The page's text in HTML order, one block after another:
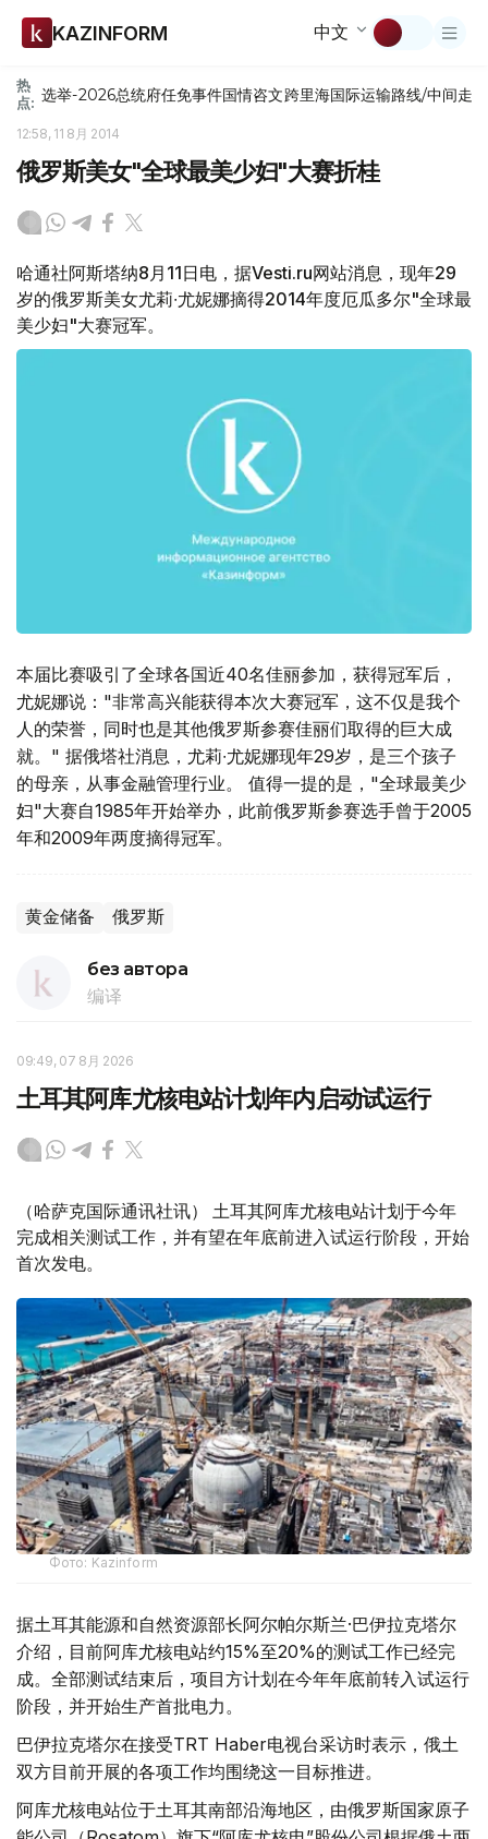
KAZINFORM 中文
热
点: 选举-2026总统府任免事件国情咨文跨里海国际运输路线/中间走廊
12:58, 11 8月 2014
俄罗斯美女"全球最美少妇"大赛折桂
哈通社阿斯塔纳8月11日电，据Vesti.ru网站消息，现年29
岁的俄罗斯美女尤莉∙尤妮娜摘得2014年度厄瓜多尔"全球最
美少妇"大赛冠军。
本届比赛吸引了全球各国近40名佳丽参加，获得冠军后，
尤妮娜说："非常高兴能获得本次大赛冠军，这不仅是我个
人的荣誉，同时也是其他俄罗斯参赛佳丽们取得的巨大成
就。" 据俄塔社消息，尤莉∙尤妮娜现年29岁，是三个孩子
的母亲，从事金融管理行业。 值得一提的是，"全球最美少
妇"大赛自1985年开始举办，此前俄罗斯参赛选手曾于2005
年和2009年两度摘得冠军。
黄金储备 俄罗斯
без автора
编译
09:49, 07 8月 2026
土耳其阿库尤核电站计划年内启动试运行
（哈萨克国际通讯社讯） 土耳其阿库尤核电站计划于今年
完成相关测试工作，并有望在年底前进入试运行阶段，开始
首次发电。
Фото: Kazinform
据土耳其能源和自然资源部长阿尔帕尔斯兰·巴伊拉克塔尔
介绍，目前阿库尤核电站约15%至20%的测试工作已经完
成。全部测试结束后，项目方计划在今年年底前转入试运行
阶段，并开始生产首批电力。
巴伊拉克塔尔在接受TRT Haber电视台采访时表示，俄土
双方目前开展的各项工作均围绕这一目标推进。
阿库尤核电站位于土耳其南部沿海地区，由俄罗斯国家原子